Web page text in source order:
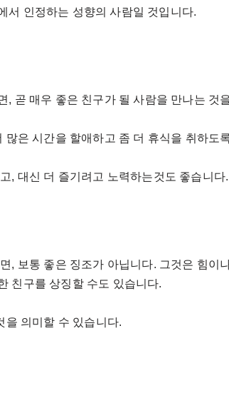
서 인정하는 성향의 사람일 것입니다.
, 곧 매우 좋은 친구가 될 사람을 만나는 것
은 시간을 할애하고 좀 더 휴식을 취하도
, 대신 더 즐기려고 노력하는것도 좋습니다.
, 보통 좋은 징조가 아닙니다. 그것은 힘
친구를 상징할 수도 있습니다.
을 의미할 수 있습니다.